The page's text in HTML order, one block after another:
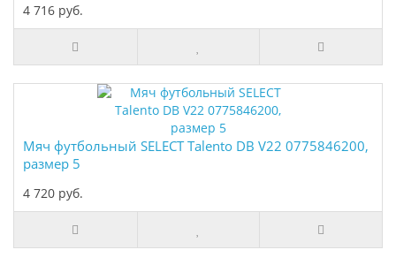
4 716 руб.
Мяч футбольный SELECT Talento DB V22 0775846200,
размер 5
4 720 руб.